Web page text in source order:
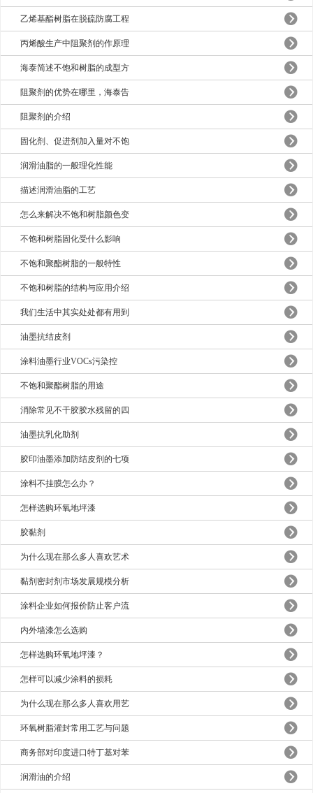
乙烯基酯树脂在脱硫防腐工程
丙烯酸生产中阻聚剂的作原理
海泰简述不饱和树脂的成型方
阻聚剂的优势在哪里，海泰告
阻聚剂的介绍
固化剂、促进剂加入量对不饱
润滑油脂的一般理化性能
描述润滑油脂的工艺
怎么来解决不饱和树脂颜色变
不饱和树脂固化受什么影响
不饱和聚酯树脂的一般特性
不饱和树脂的结构与应用介绍
我们生活中其实处处都有用到
油墨抗结皮剂
涂料油墨行业VOCs污染控
不饱和聚酯树脂的用途
消除常见不干胶胶水残留的四
油墨抗乳化助剂
胶印油墨添加防结皮剂的七项
涂料不挂膜怎么办？
怎样选购环氧地坪漆
胶黏剂
为什么现在那么多人喜欢艺术
黏剂密封剂市场发展规模分析
涂料企业如何报价防止客户流
内外墙漆怎么选购
怎样选购环氧地坪漆？
怎样可以减少涂料的损耗
为什么现在那么多人喜欢用艺
环氧树脂灌封常用工艺与问题
商务部对印度进口特丁基对苯
润滑油的介绍